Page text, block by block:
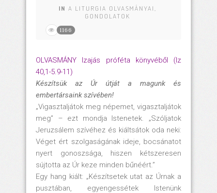
IN A LITURGIA OLVASMÁNYAI
GONDOLATOK
1166
OLVASMÁNY Izajás próféta könyvéből (Iz
40,1-5.9-11)
Készítsük az Úr útját a magunk és
embertársaink szívében!
„Vigasztaljátok meg népemet, vigasztaljátok
meg” – ezt mondja Istenetek. „Szóljatok
Jeruzsálem szívéhez és kiáltsátok oda neki:
Véget ért szolgaságának ideje, bocsánatot
nyert gonoszsága, hiszen kétszeresen
sújtotta az Úr keze minden bűnéért.”
Egy hang kiált: „Készítsetek utat az Úrnak a
pusztában, egyengessétek Istenünk